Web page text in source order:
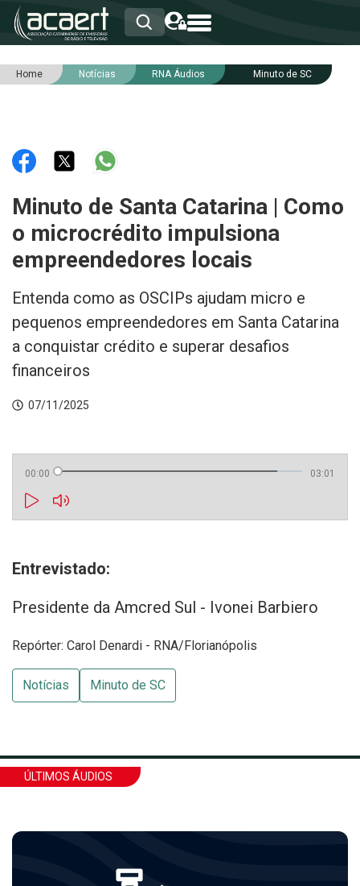
HOME
RNA
NOTÍCIAS
SERVIÇOS
INTEGRIDADE
Home Notícias RNA Áudios Minuto de SC
Minuto de Santa Catarina | Como
o microcrédito impulsiona
empreendedores locais
Entenda como as OSCIPs ajudam micro e
pequenos empreendedores em Santa Catarina
a conquistar crédito e superar desafios
financeiros
07/11/2025
00:00 03:01
Entrevistado:
Presidente da Amcred Sul - Ivonei Barbiero
Repórter: Carol Denardi - RNA/Florianópolis
Notícias Minuto de SC
ÚLTIMOS ÁUDIOS